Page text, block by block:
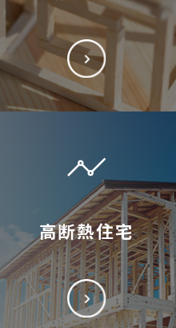
高断熱住宅